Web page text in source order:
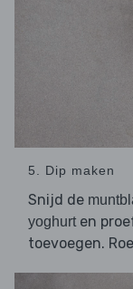
5. Dip maken
Snijd de
yoghurten
toevoegen.